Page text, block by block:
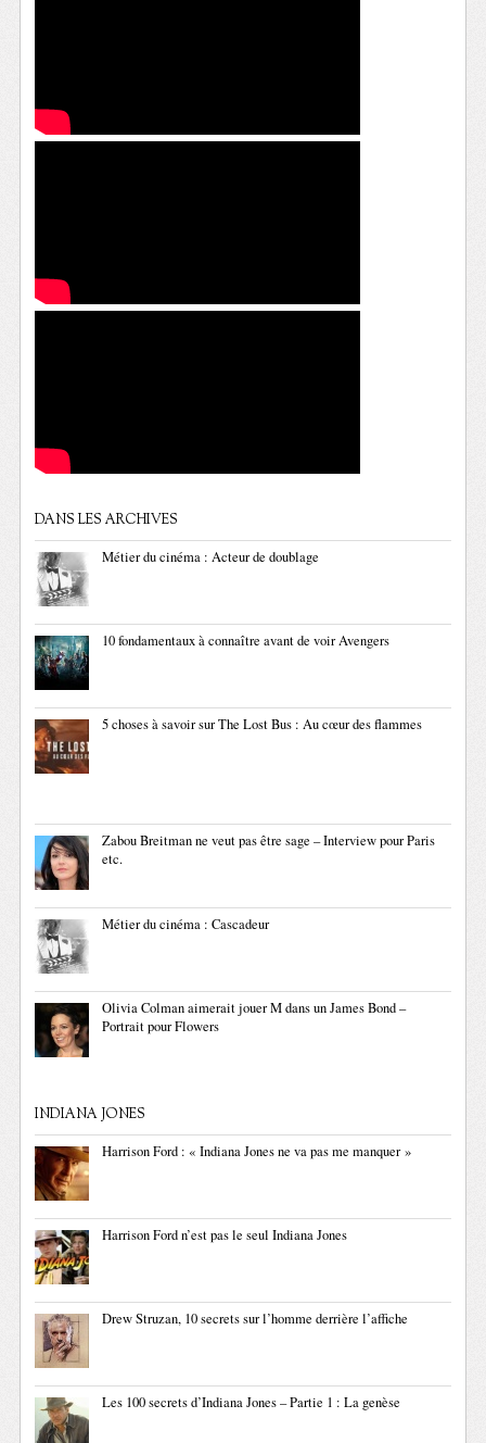
DANS LES ARCHIVES
Métier du cinéma : Acteur de doublage
10 fondamentaux à connaître avant de voir Avengers
5 choses à savoir sur The Lost Bus : Au cœur des flammes
Zabou Breitman ne veut pas être sage – Interview pour Paris
etc.
Métier du cinéma : Cascadeur
Olivia Colman aimerait jouer M dans un James Bond –
Portrait pour Flowers
INDIANA JONES
Harrison Ford : « Indiana Jones ne va pas me manquer »
Harrison Ford n’est pas le seul Indiana Jones
Drew Struzan, 10 secrets sur l’homme derrière l’affiche
Les 100 secrets d’Indiana Jones – Partie 1 : La genèse